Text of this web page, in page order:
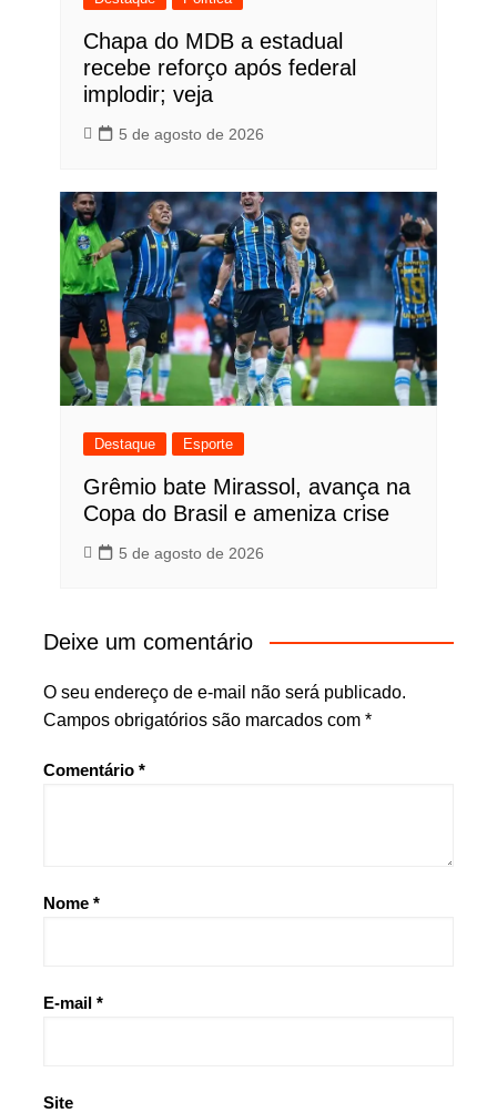
Chapa do MDB a estadual
recebe reforço após federal
implodir; veja
5 de agosto de 2026
Destaque Esporte
Grêmio bate Mirassol, avança na
Copa do Brasil e ameniza crise
5 de agosto de 2026
Deixe um comentário
O seu endereço de e-mail não será publicado.
Campos obrigatórios são marcados com *
Comentário *
Nome *
E-mail *
Site